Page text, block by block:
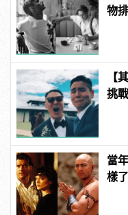
物
【
挑
當
樣